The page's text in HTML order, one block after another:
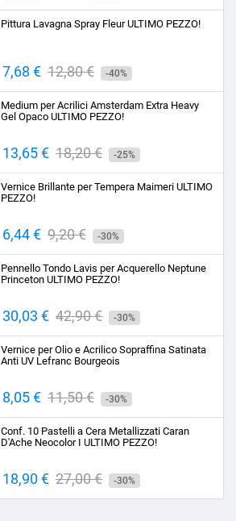
base
Pittura Lavagna Spray Fleur ULTIMO PEZZO!
Prezzo
7,68 € Prezzo
base
12,80 € -40%
Medium per Acrilici Amsterdam Extra Heavy
Gel Opaco ULTIMO PEZZO!
Prezzo
13,65 € Prezzo
base
18,20 € -25%
Vernice Brillante per Tempera Maimeri ULTIMO
PEZZO!
Prezzo
6,44 € Prezzo
base
9,20 € -30%
Pennello Tondo Lavis per Acquerello Neptune
Princeton ULTIMO PEZZO!
Prezzo
30,03 € Prezzo
base
42,90 € -30%
Vernice per Olio e Acrilico Sopraffina Satinata
Anti UV Lefranc Bourgeois
Prezzo
8,05 € Prezzo
base
11,50 € -30%
Conf. 10 Pastelli a Cera Metallizzati Caran
D'Ache Neocolor I ULTIMO PEZZO!
Prezzo
18,90 € Prezzo
base
27,00 € -30%